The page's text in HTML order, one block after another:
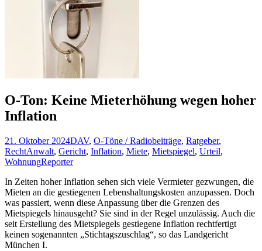
O-Ton: Keine Mieterhöhung wegen hoher
Inflation
21. Oktober 2024DAV, O-Töne / Radiobeiträge, Ratgeber,
RechtAnwalt, Gericht, Inflation, Miete, Mietspiegel, Urteil,
WohnungReporter
In Zeiten hoher Inflation sehen sich viele Vermieter gezwungen, die
Mieten an die gestiegenen Lebenshaltungskosten anzupassen. Doch
was passiert, wenn diese Anpassung über die Grenzen des
Mietspiegels hinausgeht? Sie sind in der Regel unzulässig. Auch die
seit Erstellung des Mietspiegels gestiegene Inflation rechtfertigt
keinen sogenannten „Stichtagszuschlag“, so das Landgericht
München I.